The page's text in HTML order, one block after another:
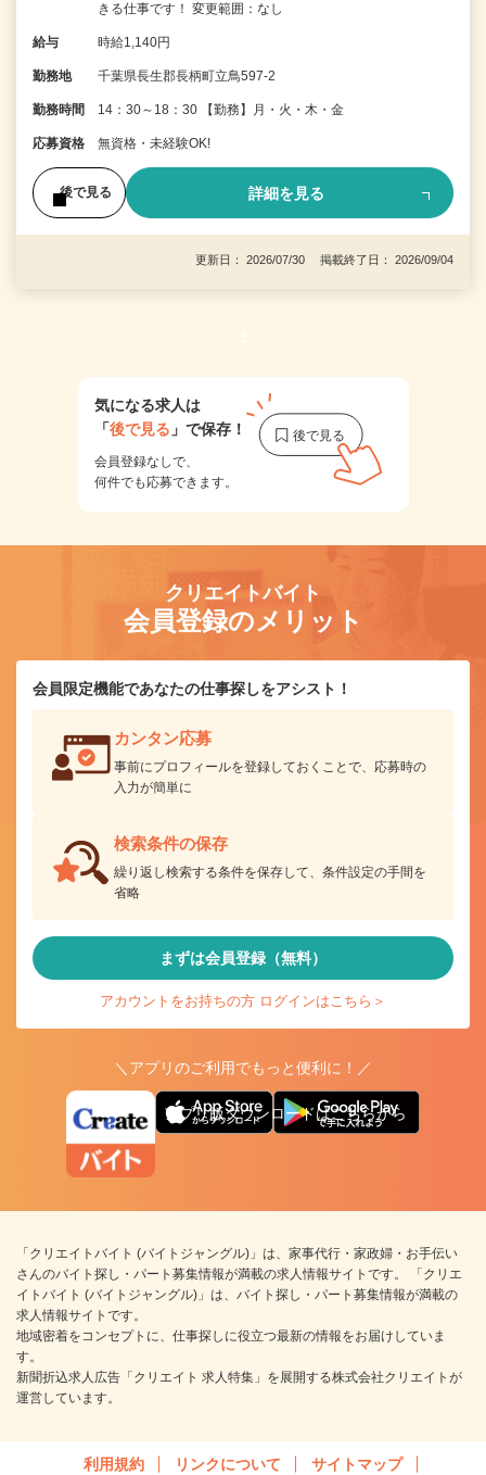
きる仕事です！ 変更範囲：なし
給与 時給1,140円
勤務地 千葉県長生郡長柄町立鳥597-2
勤務時間 14：30～18：30 【勤務】月・火・木・金
応募資格 無資格・未経験OK!
後で見る 詳細を見る
更新日： 2026/07/30 掲載終了日： 2026/09/04
1
気になる求人は
「後で見る 」で保存！
会員登録なしで、
何件でも応募できます。
クリエイトバイト
会員登録のメリット
会員限定機能であなたの仕事探しをアシスト！
カンタン応募
事前にプロフィールを登録しておくことで、応募時の
入力が簡単に
検索条件の保存
繰り返し検索する条件を保存して、条件設定の手間を
省略
まずは会員登録（無料）
アカウントをお持ちの方 ログインはこちら＞
＼アプリのご利用でもっと便利に！／
アプリ版ダウンロードはこちらから
「クリエイトバイト (バイトジャングル)」は、家事代行・家政婦・お手伝い
さんのバイト探し・パート募集情報が満載の求人情報サイトです。 「クリエ
イトバイト (バイトジャングル)」は、バイト探し・パート募集情報が満載の
求人情報サイトです。
地域密着をコンセプトに、仕事探しに役立つ最新の情報をお届けしていま
す。
新聞折込求人広告「クリエイト 求人特集」を展開する株式会社クリエイトが
運営しています。
利用規約 リンクについて サイトマップ